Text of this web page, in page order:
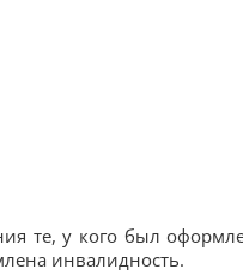
те, у кого был
инвалидность.